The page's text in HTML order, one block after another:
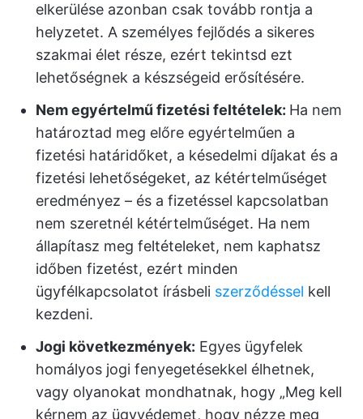
elkerülése azonban csak tovább rontja a
helyzetet. A személyes fejlődés a sikeres
szakmai élet része, ezért tekintsd ezt
lehetőségnek a készségeid erősítésére.
Nem egyértelmű fizetési feltételek: Ha nem
határoztad meg előre egyértelműen a
fizetési határidőket, a késedelmi díjakat és a
fizetési lehetőségeket, az kétértelműséget
eredményez – és a fizetéssel kapcsolatban
nem szeretnél kétértelműséget. Ha nem
állapítasz meg feltételeket, nem kaphatsz
időben fizetést, ezért minden
ügyfélkapcsolatot írásbeli szerződéssel kell
kezdeni.
Jogi következmények: Egyes ügyfelek
homályos jogi fenyegetésekkel élhetnek,
vagy olyanokat mondhatnak, hogy „Meg kell
kérnem az ügyvédemet, hogy nézze meg